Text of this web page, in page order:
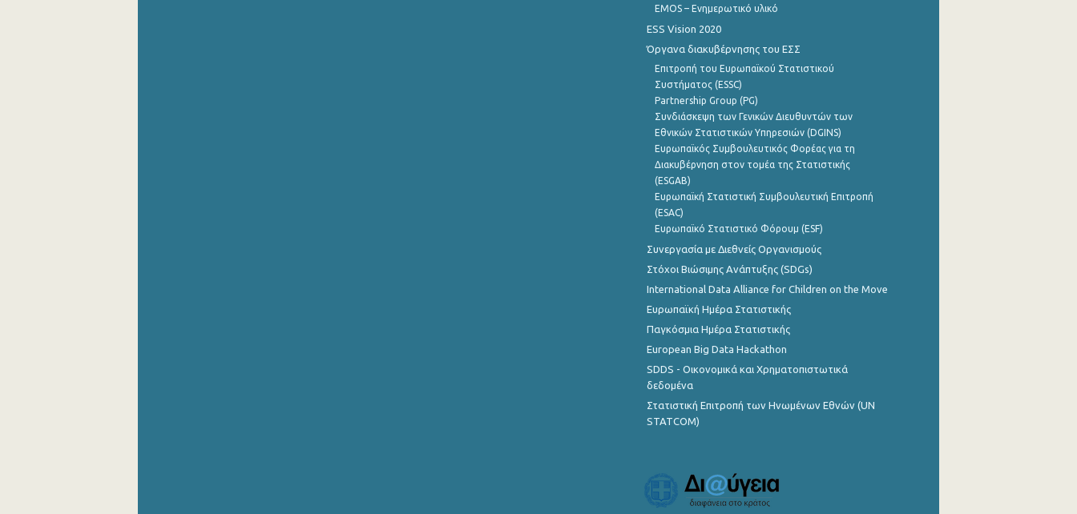
EMOS – Ενημερωτικό υλικό
ESS Vision 2020
Όργανα διακυβέρνησης του ΕΣΣ
Επιτροπή του Ευρωπαϊκού Στατιστικού
Συστήματος (ESSC)
Partnership Group (PG)
Συνδιάσκεψη των Γενικών Διευθυντών των
Εθνικών Στατιστικών Υπηρεσιών (DGINS)
Ευρωπαϊκός Συμβουλευτικός Φορέας για τη
Διακυβέρνηση στον τομέα της Στατιστικής
(ESGAB)
Ευρωπαϊκή Στατιστική Συμβουλευτική Επιτροπή
(ESAC)
Ευρωπαϊκό Στατιστικό Φόρουμ (ESF)
Συνεργασία με Διεθνείς Οργανισμούς
Στόχοι Βιώσιμης Ανάπτυξης (SDGs)
International Data Alliance for Children on the Move
Ευρωπαϊκή Ημέρα Στατιστικής
Παγκόσμια Ημέρα Στατιστικής
European Big Data Hackathon
SDDS - Οικονομικά και Χρηματοπιστωτικά
δεδομένα
Στατιστική Επιτροπή των Ηνωμένων Εθνών (UN
STATCOM)